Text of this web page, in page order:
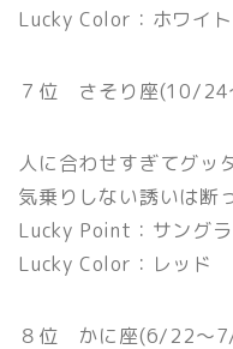
Lucky Color：ホワイト
７位 さそり座(10/
人に合わせすぎてグッ
気乗りしない誘いは断
Lucky Point：サング
Lucky Color：レッド
８位 かに座(6/22〜